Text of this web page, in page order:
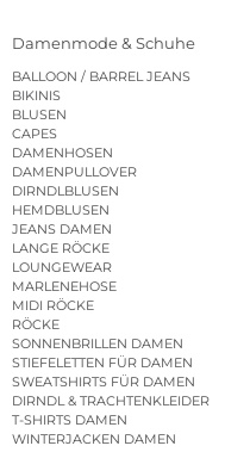
Damenmode & Schuhe
BALLOON / BARREL JEANS
BIKINIS
BLUSEN
CAPES
DAMENHOSEN
DAMENPULLOVER
DIRNDLBLUSEN
HEMDBLUSEN
JEANS DAMEN
LANGE RÖCKE
LOUNGEWEAR
MARLENEHOSE
MIDI RÖCKE
RÖCKE
SONNENBRILLEN DAMEN
STIEFELETTEN FÜR DAMEN
SWEATSHIRTS FÜR DAMEN
DIRNDL & TRACHTENKLEIDER
T-SHIRTS DAMEN
WINTERJACKEN DAMEN